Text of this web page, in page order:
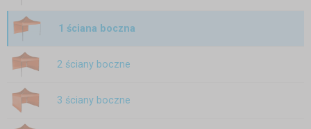
1 ściana boczna
2 ściany boczne
3 ściany boczne